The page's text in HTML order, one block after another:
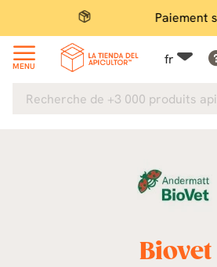
Paiement sécurisé
MENU fr
Biovet